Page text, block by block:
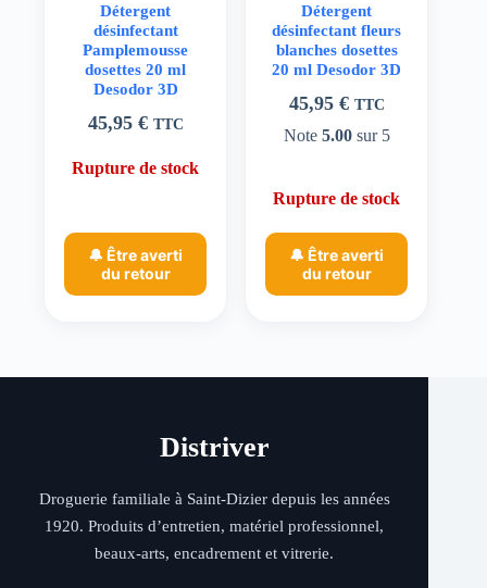
Détergent
désinfectant
Pamplemousse
dosettes 20 ml
Desodor 3D
45,95 € TTC
Rupture de stock
🔔 Être averti
du retour
Détergent
désinfectant fleurs
blanches dosettes
20 ml Desodor 3D
45,95 € TTC
Note 5.00sur 5
Rupture de stock
🔔 Être averti
du retour
Distriver
Droguerie familiale à Saint-Dizier depuis les années
1920. Produits d’entretien, matériel professionnel,
beaux-arts, encadrement et vitrerie.